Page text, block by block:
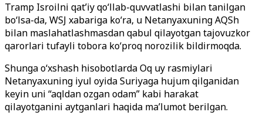
Tramp Isroilni qat’iy qo‘llab-quvvatlashi bilan tanilgan
bo‘lsa-da, WSJ xabariga ko‘ra, u Netanyaxuning AQSh
bilan maslahatlashmasdan qabul qilayotgan tajovuzkor
qarorlari tufayli tobora ko‘proq norozilik bildirmoqda.
Shunga o‘xshash hisobotlarda Oq uy rasmiylari
Netanyaxuning iyul oyida Suriyaga hujum qilganidan
keyin uni “aqldan ozgan odam” kabi harakat
qilayotganini aytganlari haqida ma’lumot berilgan.